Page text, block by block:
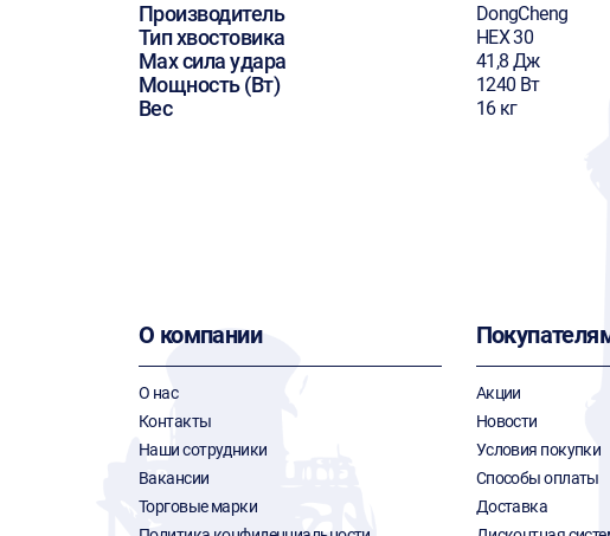
Производитель DongCheng
Тип хвостовика HEX 30
Max сила удара 41,8 Дж
Мощность (Вт) 1240 Вт
Вес 16 кг
О компании
О нас
Контакты
Наши сотрудники
Вакансии
Торговые марки
Акции
Новости
Условия покупки
Способы оплаты
Доставка